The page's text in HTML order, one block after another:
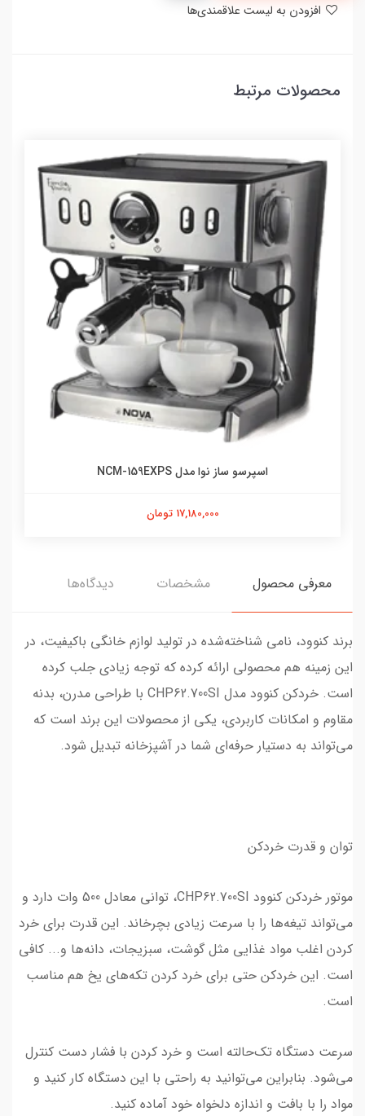
محصولات مرتبط
اسپرسو ساز نوا مدل NCM-159EXPS
17,180,000 تومان
معرفی محصول مشخصات دیدگاه‌ها
برند کنوود، نامی شناخته‌شده در تولید لوازم خانگی باکیفیت، در
این زمینه هم محصولی ارائه کرده که توجه زیادی جلب کرده
است. خردکن کنوود مدل CHP62.700SI با طراحی مدرن، بدنه
مقاوم و امکانات کاربردی، یکی از محصولات این برند است که
می‌تواند به دستیار حرفه‌ای شما در آشپزخانه تبدیل شود.
توان و قدرت خردکن
موتور خردکن کنوود CHP62.700SI، توانی معادل 500 وات دارد و
می‌تواند تیغه‌ها را با سرعت زیادی بچرخاند. این قدرت برای خرد
کردن اغلب مواد غذایی مثل گوشت، سبزیجات، دانه‌ها و... کافی
است. این خردکن حتی برای خرد کردن تکه‌های یخ هم مناسب
است.
سرعت دستگاه تک‌حالته است و خرد کردن با فشار دست کنترل
می‌شود. بنابراین می‌توانید به راحتی با این دستگاه کار کنید و
مواد را با بافت و اندازه دلخواه خود آماده کنید.